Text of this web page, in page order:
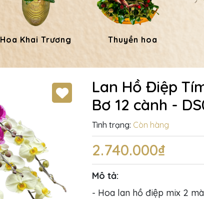
Hoa Khai Trương Thuyền hoa
Lan Hồ Điệp
Bơ 12 cành -
Tình trạng: Còn hàng
2.740.000₫
Mô tả:
- Hoa lan hồ điệp mix 2